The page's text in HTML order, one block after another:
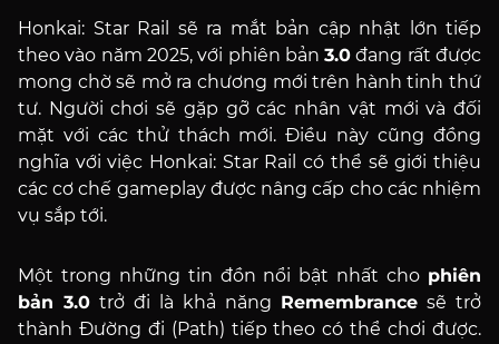
Honkai: Star Rail sẽ ra mắt bản cập nhật lớn tiếp
theo vào năm 2025, với phiên bản3.0 đang rất được
mong chờ sẽ mở ra chương mới trên hành tinh thứ
tư. Người chơi sẽ gặp gỡ các nhân vật mới và đối
mặt với các thử thách mới. Điều này cũng đồng
nghĩa với việc Honkai: Star Rail có thể sẽ giới thiệu
các cơ chế gameplay được nâng cấp cho các nhiệm
vụ sắp tới.
Một trong những tin đồn nổi bật nhất cho phiên
bản 3.0 trở đi là khả năng Remembrance sẽ trở
thành Đường đi (Path) tiếp theo có thể chơi được.